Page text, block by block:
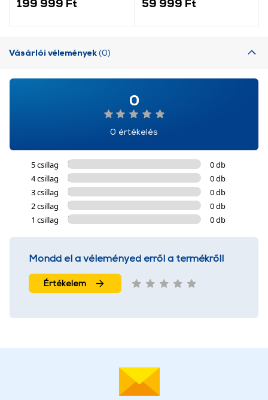
További információk:
ésAdatvédelem
199 999 Ft 59 999 Ft
Vásárlói vélemények(0)
0
0 értékelés
5 csillag
0 db
4 csillag
0 db
3 csillag
0 db
2 csillag
0 db
1 csillag
0 db
Mondd el a véleményed erről a termékről!
Értékelem